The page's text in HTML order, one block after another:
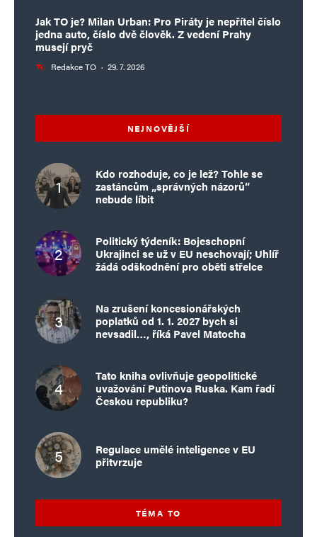
Jak TO je? Milan Urban: Pro Piráty je nepřítel číslo
jedna auto, číslo dvě člověk. Z vedení Prahy
musejí pryč
Redakce TO · 29. 7. 2026
NEJNOVĚJŠÍ
Kdo rozhoduje, co je lež? Tohle se
zastáncům „správných názorů“
nebude líbit
Politický týdeník: Bojeschopní
Ukrajinci se už v EU neschovají; Uhlíř
žádá odškodnění pro oběti střelce
Na zrušení koncesionářských
poplatků od 1. 1. 2027 bych si
nevsadil…, říká Pavel Matocha
Tato kniha ovlivňuje geopolitické
uvažování Putinova Ruska. Kam řadí
Českou republiku?
Regulace umělé inteligence v EU
přitvrzuje
TÉMA TO